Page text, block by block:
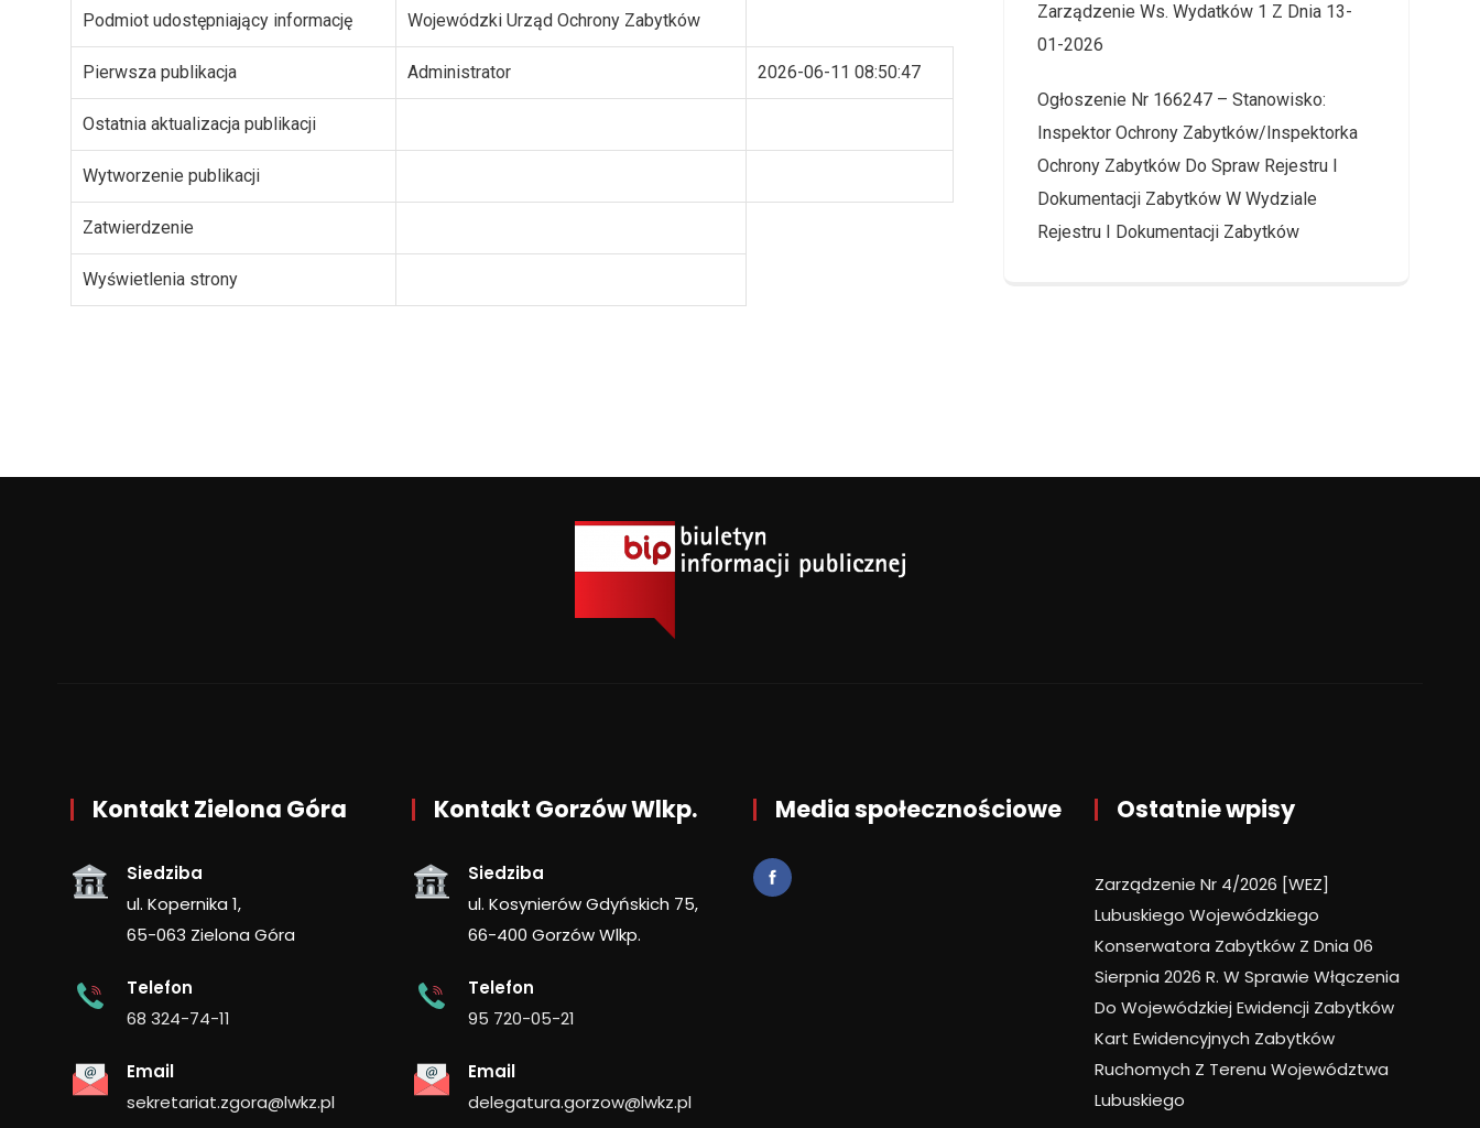
Podmiot udostępniający informację Wojewódzki Urząd Ochrony Zabytków
Pierwsza publikacja Administrator 2026-06-11 08:50:47
Ostatnia aktualizacja publikacji
Wytworzenie publikacji
Zatwierdzenie
Wyświetlenia strony
Zarządzenie Ws. Wydatków 1 Z Dnia 13-
01-2026
Ogłoszenie Nr 166247 – Stanowisko:
Inspektor Ochrony Zabytków/Inspektorka
Ochrony Zabytków Do Spraw Rejestru I
Dokumentacji Zabytków W Wydziale
Rejestru I Dokumentacji Zabytków
Kontakt Zielona Góra
Siedziba
ul. Kopernika 1,
65-063 Zielona Góra
Telefon
68 324-74-11
Email
sekretariat.zgora@lwkz.pl
Kontakt Gorzów Wlkp.
Siedziba
ul. Kosynierów Gdyńskich 75,
66-400 Gorzów Wlkp.
Telefon
95 720-05-21
Email
delegatura.gorzow@lwkz.pl
Media społecznościowe Ostatnie wpisy
Zarządzenie Nr 4/2026 [WEZ]
Lubuskiego Wojewódzkiego
Konserwatora Zabytków Z Dnia 06
Sierpnia 2026 R. W Sprawie Włączenia
Do Wojewódzkiej Ewidencji Zabytków
Kart Ewidencyjnych Zabytków
Ruchomych Z Terenu Województwa
Lubuskiego